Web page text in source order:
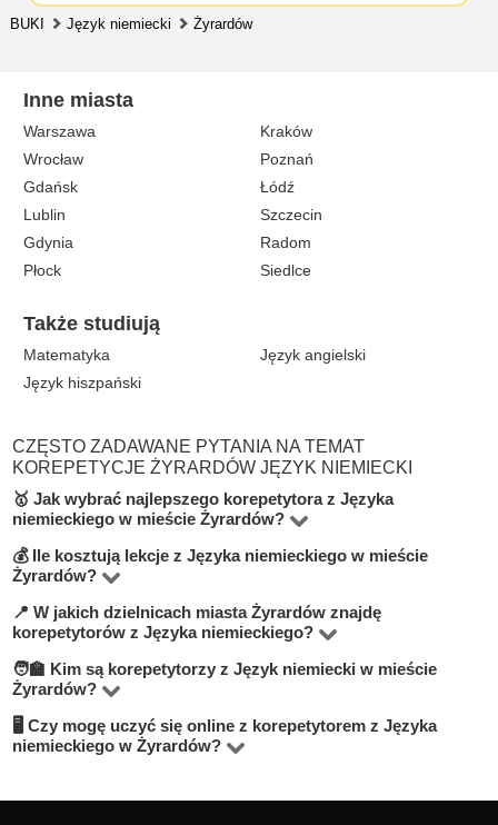
BUKI Język niemiecki Żyrardów
Inne miasta
Warszawa
Kraków
Wrocław
Poznań
Gdańsk
Łódź
Lublin
Szczecin
Gdynia
Radom
Płock
Siedlce
Także studiują
Matematyka
Język angielski
Język hiszpański
CZĘSTO ZADAWANE PYTANIA NA TEMAT
KOREPETYCJE ŻYRARDÓW JĘZYK NIEMIECKI
🥇 Jak wybrać najlepszego korepetytora z Języka
niemieckiego w mieście Żyrardów?
Na platformie BUKI znajdziesz 2 korepetytorów
oferujących zajęcia z Język niemiecki w miejscowości
Żyrardów. Przy wyborze zwróć uwagę na cenę, opinie,
szukać korepetytorów z opcją darmowej lekcji próbnej,
💰 Ile kosztują lekcje z Języka niemieckiego w mieście
Żyrardów?
Ceny zależą od poziomu, doświadczenia korepetytora i
trybu zajęć (online lub stacjonarnie). Średnia cena w
mieście Żyrardów wynosi od 50 do 100 zł/h.
📍 W jakich dzielnicach miasta Żyrardów znajdę
korepetytorów z Języka niemieckiego?
Na BUKI możesz znaleźć nauczycieli w niemal
wszystkich dzielnicach miasta Żyrardów. Możesz też
wybrać lekcje online, jeśli zależy Ci na elastyczności.
🧑‍🏫 Kim są korepetytorzy z Język niemiecki w mieście
Żyrardów?
Na BUKI znajdziesz wykwalifikowanych nauczycieli,
studentów oraz praktyków z doświadczeniem. Średnia
🖥 Czy mogę uczyć się online z korepetytorem z Języka
niemieckiego w Żyrardów?